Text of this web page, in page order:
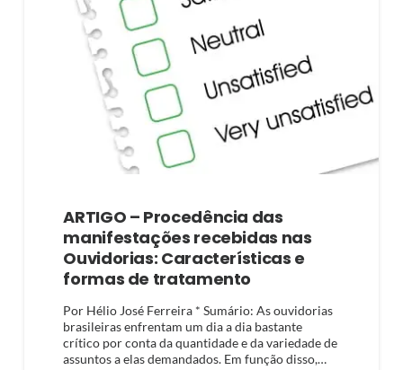
ARTIGO – Procedência das
manifestações recebidas nas
Ouvidorias: Características e
formas de tratamento
Por Hélio José Ferreira * Sumário: As ouvidorias
brasileiras enfrentam um dia a dia bastante
crítico por conta da quantidade e da variedade de
assuntos a elas demandados. Em função disso,…